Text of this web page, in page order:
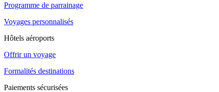
Programme de parrainage
Voyages personnalisés
Hôtels aéroports
Offrir un voyage
Formalités destinations
Paiements sécurisées